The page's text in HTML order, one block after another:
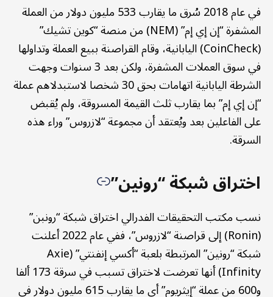
في عام 2018 سُرق ما يقارب 533 مليون دولار من العملة
المشفرة “إن إي إم” (NEM) من منصة “كوين تشيك”
(CoinCheck) اليابانية، وقام القراصنة ببيع العملة وتداولها
في سوق العملات المشفرة، ولكن بعد 3 سنوات وجهت
الشرطة اليابانية اتهامات بحق 30 شخصا لاستبدلاهم عملة
“إن إي إم” بما يقارب ثلث القيمة المسروقة، ولم يُقبض
على الفاعلين بعد ويُعتقد أن مجموعة “لازروس” وراء هذه
السرقة.
اختراق شبكة “رونين”
نسب مكتب التحقيقات الفدرالي اختراق شبكة “رونبن”
(Ronin) إلى قراصنة “لازروس”، ففي عام 2022 أعلنت
شبكة “رونين” المرتبطة بلعبة “أكسي إنفنتي” (Axie
Infinity) أنها تعرضت لاختراق تسبب في سرقة 173 ألفا
و600 من عملة “إيثريوم” أي ما يقارب 615 مليون دولار في